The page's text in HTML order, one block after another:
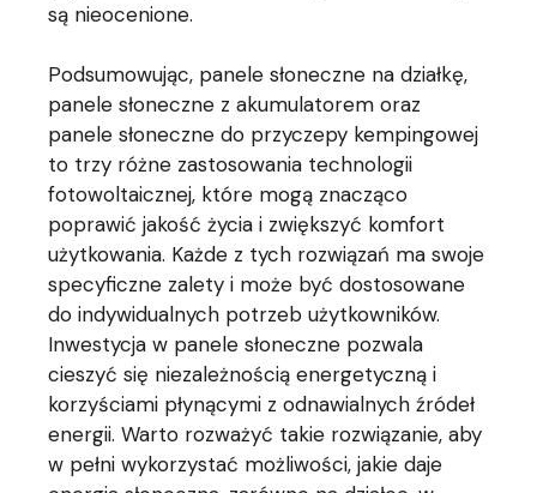
są nieocenione.
Podsumowując, panele słoneczne na działkę,
panele słoneczne z akumulatorem oraz
panele słoneczne do przyczepy kempingowej
to trzy różne zastosowania technologii
fotowoltaicznej, które mogą znacząco
poprawić jakość życia i zwiększyć komfort
użytkowania. Każde z tych rozwiązań ma swoje
specyficzne zalety i może być dostosowane
do indywidualnych potrzeb użytkowników.
Inwestycja w panele słoneczne pozwala
cieszyć się niezależnością energetyczną i
korzyściami płynącymi z odnawialnych źródeł
energii. Warto rozważyć takie rozwiązanie, aby
w pełni wykorzystać możliwości, jakie daje